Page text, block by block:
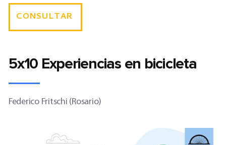
CONSULTAR
5x10 Experiencias en bicicleta
Federico Fritschi (Rosario)